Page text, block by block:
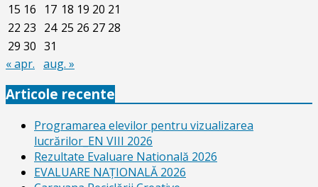
15 16 17 18 19 20 21
22 23 24 25 26 27 28
29 30 31
« apr. aug. »
Articole recente
Programarea elevilor pentru vizualizarea
lucrărilor_EN VIII 2026
Rezultate Evaluare Natională 2026
EVALUARE NAŢIONALĂ 2026